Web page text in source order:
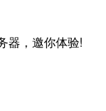
，邀你体验!